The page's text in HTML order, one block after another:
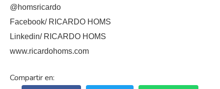
@homsricardo
Facebook/ RICARDO HOMS
Linkedin/ RICARDO HOMS
www.ricardohoms.com